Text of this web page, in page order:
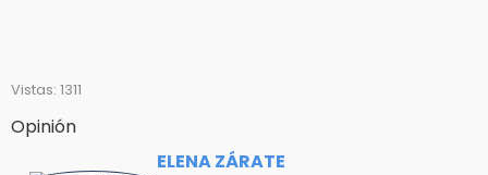
Vistas: 1311
Opinión
ELENA ZÁRATE